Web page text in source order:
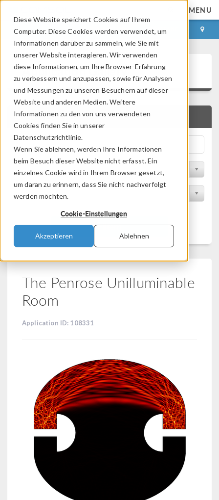
Diese Website speichert Cookies auf Ihrem
Computer. Diese Cookies werden verwendet, um
Informationen darüber zu sammeln, wie Sie mit
unserer Website interagieren. Wir verwenden
diese Informationen, um Ihre Browser-Erfahrung
zu verbessern und anzupassen, sowie für Analysen
und Messungen zu unseren Besuchern auf dieser
Website und anderen Medien. Weitere
Informationen zu den von uns verwendeten
Cookies finden Sie in unserer
Datenschutzrichtlinie.
Wenn Sie ablehnen, werden Ihre Informationen
beim Besuch dieser Website nicht erfasst. Ein
einzelnes Cookie wird in Ihrem Browser gesetzt,
um daran zu erinnern, dass Sie nicht nachverfolgt
werden möchten.
Cookie-Einstellungen
Akzeptieren Ablehnen
MENU
ANMELDEN KONTAKT
Application Gallery
SCHNELLSUCHE
Nach Themenbereich filtern
Nach Produkt filtern
Filtern
The Penrose Unilluminable
Room
Application ID: 108331